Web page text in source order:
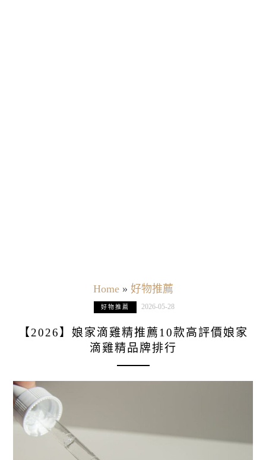
Home» 好物推薦
好物推薦 2026-05-28
【2026】娘家滴雞精推薦10款高評價娘家
滴雞精品牌排行